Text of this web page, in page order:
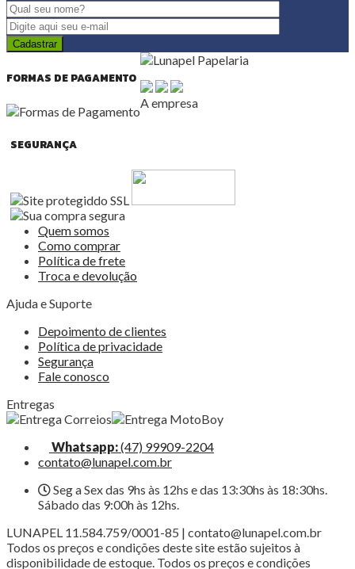
FORMAS DE PAGAMENTO
SEGURANÇA
A empresa
Quem somos
Como comprar
Política de frete
Troca e devolução
Ajuda e Suporte
Depoimento de clientes
Política de privacidade
Segurança
Fale conosco
Entregas
Whatsapp:(47) 99909-2204
contato@lunapel.com.br
Seg a Sex das 9hs às 12hs e das 13:30hs às 18:30hs.
Sábado das 9:00h às 12hs.
LUNAPEL 11.584.759/0001-85 | contato@lunapel.com.br
Todos os preços e condições deste site estão sujeitos à
disponibilidade de estoque. Todos os preços e condições